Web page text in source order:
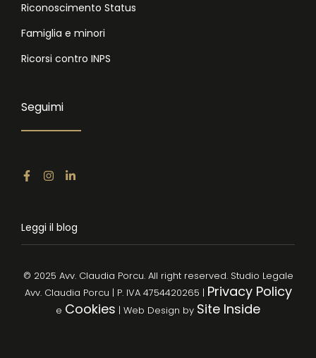
Riconoscimento Status
Famiglia e minori
Ricorsi contro INPS
Seguimi
Leggi il blog
© 2025 Avv. Claudia Porcu. All right reserved. Studio Legale
Avv. Claudia Porcu | P. IVA 4754420265 | Privacy Policy
e Cookies | Web Design by Site Inside